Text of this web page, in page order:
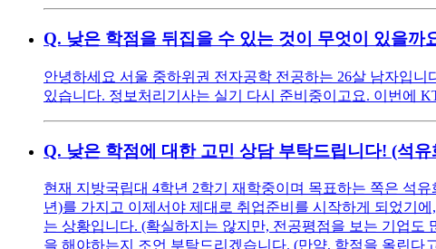
Q. 낮은 학점을 뒤집을 수 있는 것이 무엇이 있을까
안녕하세요 서울 중하위권 전자공학 전공하는 26살 남자입
있습니다. 정보처리기사는 실기 다시 준비중이고요. 이번에
Q. 낮은 학점에 대한 고민 상담 부탁드립니다! (석
현재 지방국립대 4학년 2학기 재학중이며 목표하는 쪽은 석
년)를 가지고 이제서야 제대로 취업준비를 시작하게 되었기
는 상황입니다. (확실하지는 않지만, 전공평점을 보는 기업
을 해야하는지 조언 부탁드리겠습니다. (만약, 학점을 올린다